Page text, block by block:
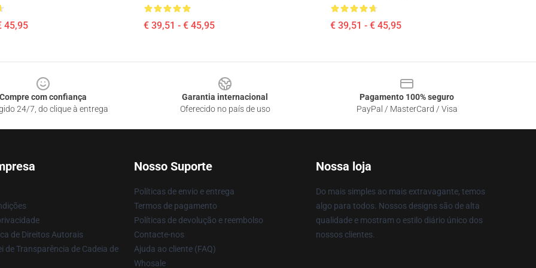
45,95 € 39,51 - € 45,95 € 39,51 - € 45,95
Compre com confiança
24/7, do clique à entrega
Garantia internacional
Oferecido no país de uso
Pagamento 100% seguro
PayPal / MasterCard / Visa
de Direitos Autorais
de Transparência de Cadeia de
Nosso Suporte
Políticas de envio e entrega
Termos de pagamento
Políticas de devolução e reembolso
Contacte-nos
Ajuda ao cliente (FAQ)
Whosale
Nossa loja
Do mais simples ao mais extravagante, temos
algo para todos. Nossos designs são de alta
qualidade e mostram o estilo diário único dos
nossos clientes.